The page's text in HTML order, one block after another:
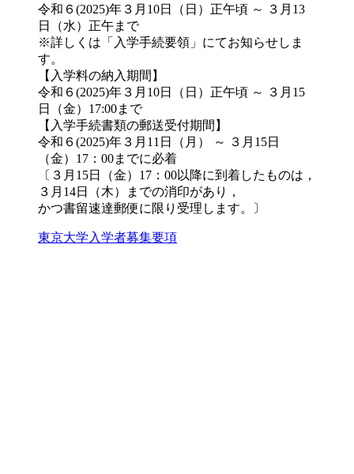
令和６(2025)年３月10日（日）正午頃 ～ ３月13
日（水）正午まで
※詳しくは「入学手続要領」にてお知らせしま
す。
【入学料の納入期間】
令和６(2025)年３月10日（日）正午頃 ～ ３月15
日（金）17:00まで
【入学手続書類の郵送受付期間】
令和６(2025)年３月11日（月） ～ ３月15日
（金）17：00までに必着
〔３月15日（金）17：00以降に到着したものは，
３月14日（木）までの消印があり，
かつ書留速達郵便に限り受理します。〕
東京大学入学者募集要項